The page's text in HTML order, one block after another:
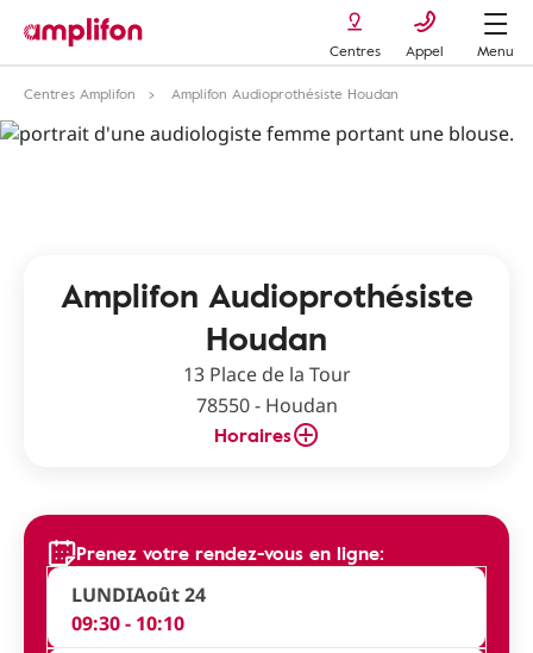
Centres Appel
Menu
Centres Amplifon
Amplifon Audioprothésiste Houdan
Amplifon Audioprothésiste
Houdan
13 Place de la Tour
78550 - Houdan
Horaires
Prenez votre rendez-vous en ligne:
LUNDIAoût 24
09:30 - 10:10